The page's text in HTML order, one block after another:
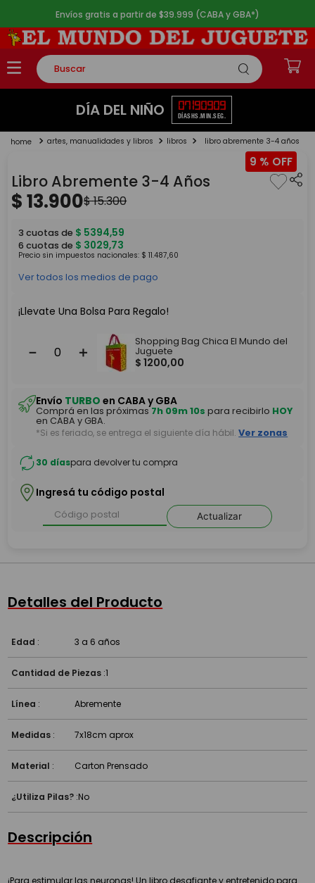
Envíos gratis a partir de $39.999 (CABA y GBA*)
Buscar
TÉRMINOS MÁS BUSCADOS
2.
lego
4.
monopatin
DÍA DEL NIÑO 07
DÍAS
19
HS.
09
MIN.
09
SEG.
artes, manualidades y libros libros libro abremente 3-4 años
9 %
Libro Abremente 3-4 Años
$13.900$15.300
3 cuotas de $ 5394,59
6 cuotas de $ 3029,73
Precio sin impuestos nacionales: $ 11.487,60
Ver todos los medios de pago
¡Llevate Una Bolsa Para Regalo!
＋
－
Shopping Bag Chica El Mundo del
Juguete
$ 1200,00
Envío TURBO en CABA y GBA
Comprá en las próximas7h 09m 10s para recibirlo HOY
en CABA y GBA.
*Si es feriado, se entrega el siguiente día hábil. Ver zonas
30 díaspara devolver tu compra
Ingresá tu código postal
Actualizar
Detalles del Producto
Edad : 3 a 6 años
Cantidad de Piezas :1
Línea : Abremente
Medidas : 7x18cm aprox
Material : Carton Prensado
¿Utiliza Pilas? :No
Descripción
¡Para estimular las neuronas! Un libro desafiante y entretenido para